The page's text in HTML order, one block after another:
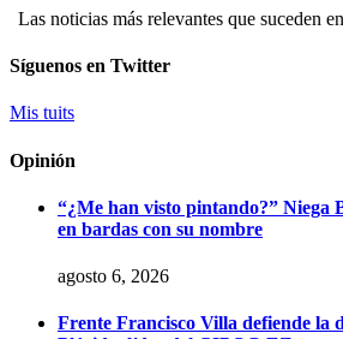
Las noticias más relevantes que suceden
Síguenos en Twitter
Mis tuits
Opinión
“¿Me han visto pintando?” Niega
en bardas con su nombre
agosto 6, 2026
Frente Francisco Villa defiende la